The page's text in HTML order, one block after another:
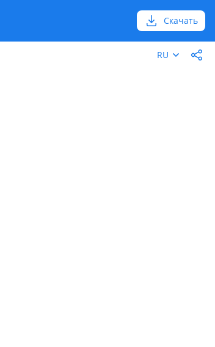
Скачать
RU